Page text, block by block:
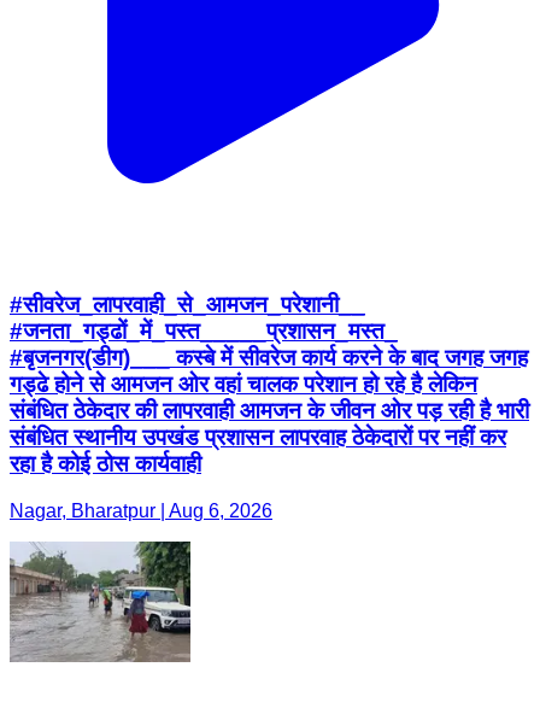
#सीवरेज_लापरवाही_से_आमजन_परेशानी__
#जनता_गड्ढों_में_पस्त_____प्रशासन_मस्त_
#बृजनगर(डीग)___ कस्बे में सीवरेज कार्य करने के बाद जगह जगह
गड्ढे होने से आमजन ओर वहां चालक परेशान हो रहे है लेकिन
संबंधित ठेकेदार की लापरवाही आमजन के जीवन ओर पड़ रही है भारी
संबंधित स्थानीय उपखंड प्रशासन लापरवाह ठेकेदारों पर नहीं कर
रहा है कोई ठोस कार्यवाही
Nagar, Bharatpur | Aug 6, 2026